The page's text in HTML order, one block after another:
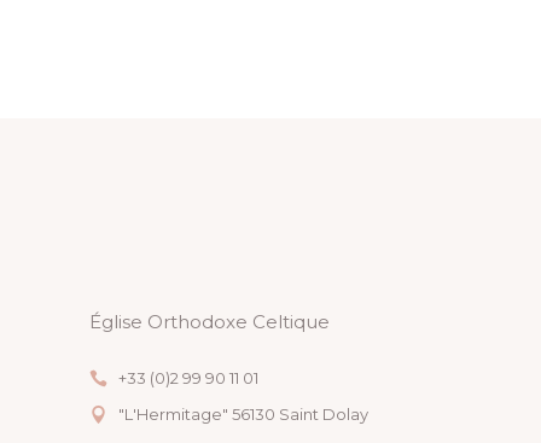
Église Orthodoxe Celtique
+33 (0)2 99 90 11 01
"L'Hermitage" 56130 Saint Dolay